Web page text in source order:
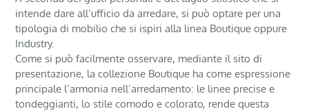
intende dare all’ufficio da arredare, si può optare per una
tipologia di mobilio che si ispiri alla linea Boutique oppure
Industry.
Come si può facilmente osservare, mediante il sito di
presentazione, la collezione Boutique ha come espressione
principale l’armonia nell’arredamento: le linee precise e
tondeggianti, lo stile comodo e colorato, rende questa